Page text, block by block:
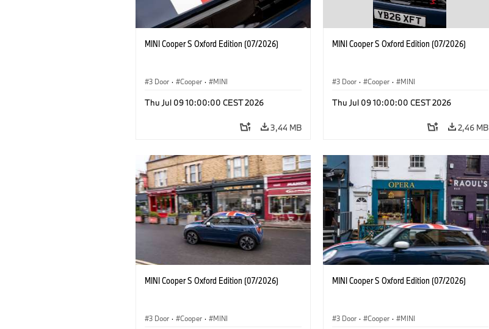
MINI Cooper S Oxford Edition (07/2026)
3 Door · Cooper · MINI
Thu Jul 09 10:00:00 CEST 2026
3,44 MB
MINI Cooper S Oxford Edition (07/2026)
3 Door · Cooper · MINI
Thu Jul 09 10:00:00 CEST 2026
2,46 MB
MINI Cooper S Oxford Edition (07/2026)
3 Door · Cooper · MINI
MINI Cooper S Oxford Edition (07/2026)
3 Door · Cooper · MINI